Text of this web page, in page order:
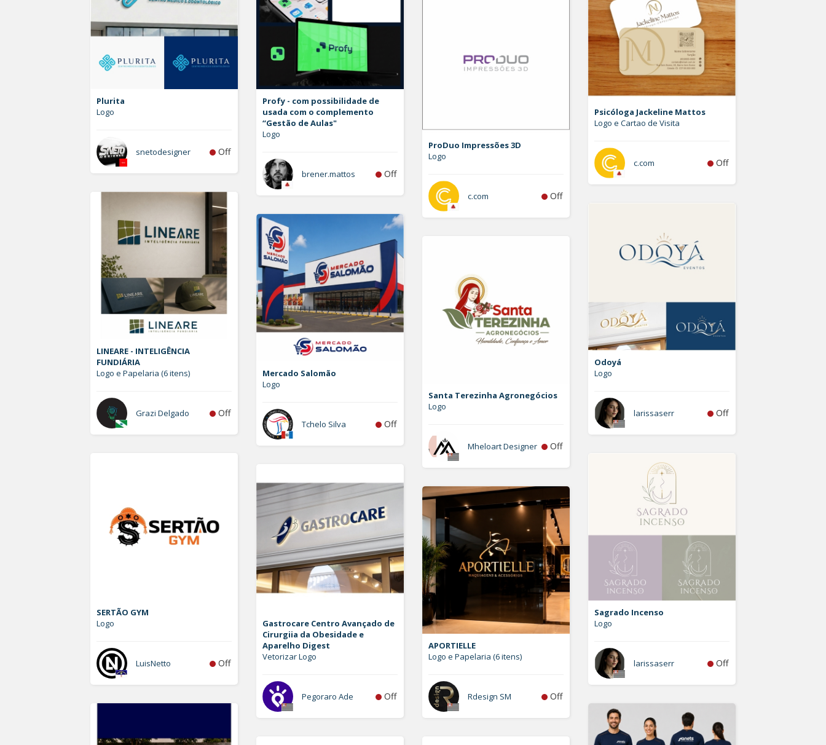
Plurita
Logo
snetodesigner Off
Profy - com possibilidade de
usada com o complemento
“Gestão de Aulas"
Logo
brener.mattos Off
Psicóloga Jackeline Mattos
Logo e Cartao de Visita
c.com Off
ProDuo Impressões 3D
Logo
c.com Off
LINEARE - INTELIGÊNCIA
FUNDIÁRIA
Logo e Papelaria (6 itens)
Grazi Delgado Off
Odoyá
Logo
larissaserr Off
Mercado Salomão
Logo
Tchelo Silva Off
Santa Terezinha Agronegócios
Logo
Mheloart Designer Off
SERTÃO GYM
Logo
LuisNetto Off
Sagrado Incenso
Logo
larissaserr Off
Gastrocare Centro Avançado de
Cirurgiia da Obesidade e
Aparelho Digest
Vetorizar Logo
Pegoraro Ade Off
APORTIELLE
Logo e Papelaria (6 itens)
Rdesign SM Off